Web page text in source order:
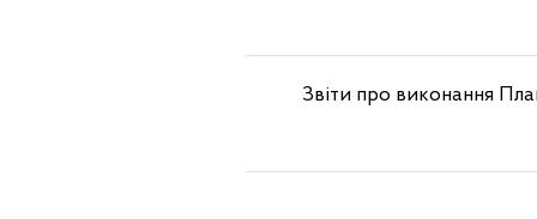
Звіти про виконання